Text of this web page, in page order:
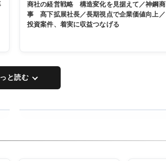
商社の経営戦略 構造変化を見据えて／神鋼商
事 髙下拡展社長／長期視点で企業価値向上／
投資案件、着実に収益つなげる
と読む